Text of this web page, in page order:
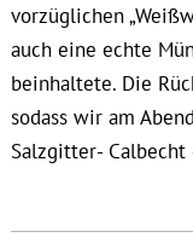
vorzüglichen
auch eine echte
beinhaltete. Die
sodass wir am
Salzgitter-